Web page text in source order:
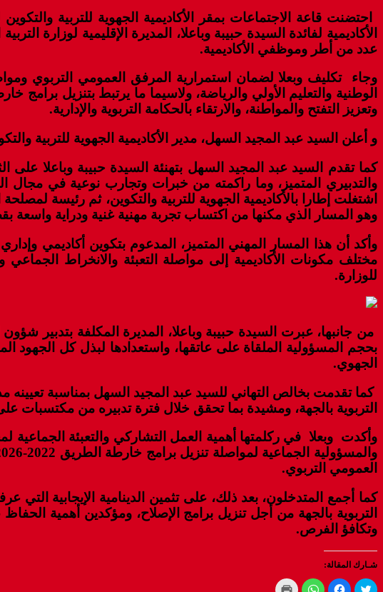
الأكاديمية لفائدة السيدة حبيبة وباعلا، المديرة الإقليمية لوزارة
عدد من أطر وموظفي الأكاديمية.
وجاء تكليف وبعلالضمان استمرارية المرفق العمومي التربوي
وتعزيز التفتح والمواطنة، والارتقاء بالحكامة التربوية والإدارية.
و أعلن السيد عبد المجيد السهل، مدير الأكاديمية الجهوية للتربية
كما تقدم السيد عبد المجيد السهل بتهنئة السيدة حبيبة وباعلا على
والتدبيري المتميز، وما راكمته من خبرات وتجارب نوعية في مجال
اشتغلت إطارا بالأكاديمية الجهوية للتربية والتكوين، ثم رئيسة
وهو المسار الذي مكنها من اكتساب تجربة مهنية غنية ودراية واسعة
وأكد أن هذا المسار المهني المتميز، المدعوم بتكوين أكاديمي
مختلف مكونات الأكاديمية إلى مواصلة التعبئة والانخراط الجماعي
للوزارة.
من جانبها، عبرت السيدة حبيبة وباعلا، المديرة المكلفة بتدبير
بحجم المسؤولية الملقاة على عاتقها، واستعدادها لبذل كل الجهود
الجهوي.
كما تقدمت بخالص التهاني للسيد عبد المجيد السهل بمناسبة تعيينه
التربوية بالجهة، ومشيدة بما تحقق خلال فترة تدبيره من مكتسبات
وأكدت وبعلا في ركلمتها أهمية العمل التشاركي والتعبئة الجماعية
العمومي التربوي.
كما أجمع المتدخلون، بعد ذلك، على تثمين الدينامية الإيجابية
التربوية بالجهة من أجل تنزيل برامج الإصلاح، ومؤكدين أهمية
وتكافؤ الفرص.
شـارك المقالة:
Click
Click
Click
Click